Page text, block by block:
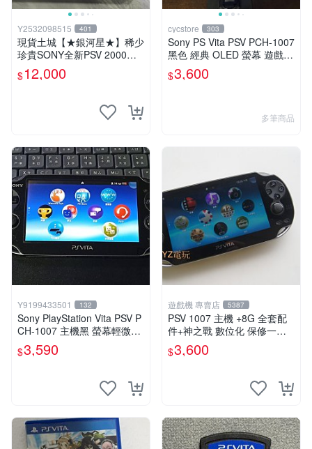
Y2532098515 401
現貨土城【★銀河星★】稀少
珍貴SONY全新PSV 2000主
機.可轉換中文.全新PSV未使
用
$12,000
cycstore 303
Sony PS Vita PSV PCH-1007
黑色 經典 OLED 螢幕 遊戲掌
機 附充電線 經典收藏 掌上型
遊戲機
$3,600
多筆商品
Y9199433501 132
Sony PlayStation Vita PSV P
CH-1007 主機黑 螢幕輕微老
化 可安裝遊戲 系統3.74書
$3,590
遊戲機 專賣店 5387
PSV 1007 主機 +8G 全套配
件+神之戰 數位化 保修一年
品質有保障 psvita
$3,600